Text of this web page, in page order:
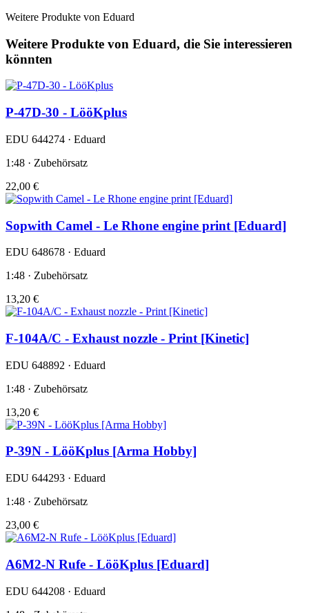
Weitere Produkte von Eduard
Weitere Produkte von Eduard, die Sie interessieren
könnten
P-47D-30 - LööKplus
EDU 644274 · Eduard
1:48 · Zubehörsatz
22,00 €
Sopwith Camel - Le Rhone engine print [Eduard]
EDU 648678 · Eduard
1:48 · Zubehörsatz
13,20 €
F-104A/C - Exhaust nozzle - Print [Kinetic]
EDU 648892 · Eduard
1:48 · Zubehörsatz
13,20 €
P-39N - LööKplus [Arma Hobby]
EDU 644293 · Eduard
1:48 · Zubehörsatz
23,00 €
A6M2-N Rufe - LööKplus [Eduard]
EDU 644208 · Eduard